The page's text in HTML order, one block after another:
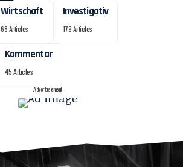
Wirtschaft
68 Articles
Investigativ
179 Articles
Kommentar
45 Articles
- Advertisement -